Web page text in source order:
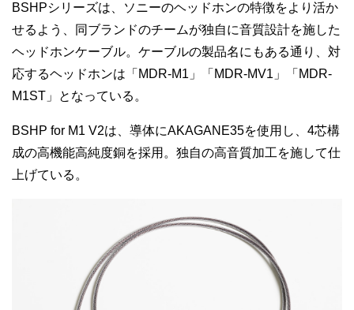
BSHPシリーズは、ソニーのヘッドホンの特徴をより活か
せるよう、同ブランドのチームが独自に音質設計を施した
ヘッドホンケーブル。ケーブルの製品名にもある通り、対
応するヘッドホンは「MDR-M1」「MDR-MV1」「MDR-
M1ST」となっている。
BSHP for M1 V2は、導体にAKAGANE35を使用し、4芯構
成の高機能高純度銅を採用。独自の高音質加工を施して仕
上げている。